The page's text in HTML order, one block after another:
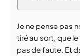
Je ne pense pas
tiré au sort, que
pas de faute. Et